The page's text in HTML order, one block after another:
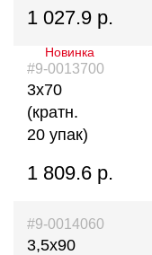
1 027.9 р.
#9-0013700
Новинка
3х70
(кратн.
20 упак)
1 809.6 р.
#9-0014060
3,5х90